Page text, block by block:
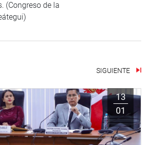
(Congreso de la
SIGUIENTE
13
01